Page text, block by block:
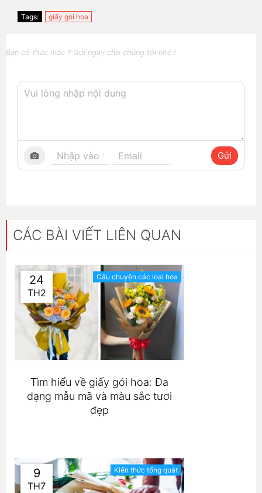
Tags: giấy gói hoa
Bạn có thắc mắc ? Gửi ngay cho chúng tôi nhé !
Gửi
CÁC BÀI VIẾT LIÊN QUAN
24
TH2
Câu chuyện các loại hoa
Tìm hiểu về giấy gói hoa: Đa
dạng mẫu mã và màu sắc tươi
đẹp
9
TH7
Kiến thức tổng quát